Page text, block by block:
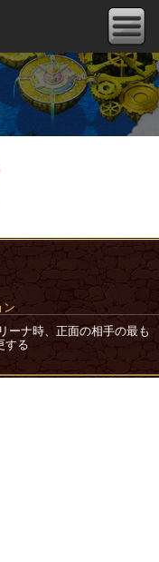
ン
ーナ時、正面の相手の最も
する